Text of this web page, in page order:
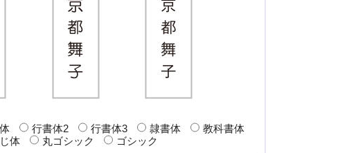
行書体2 行書体3 隷書体
教科書体
体 丸ゴシック ゴシック